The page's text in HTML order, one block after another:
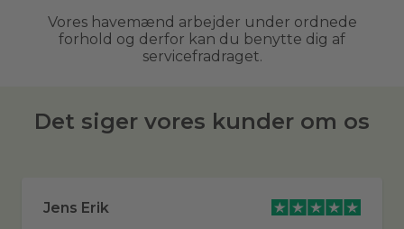
Vores havemænd arbejder under ordnede
forhold og derfor kan du benytte dig af
servicefradraget.
Det siger vores kunder om os
Jens Erik